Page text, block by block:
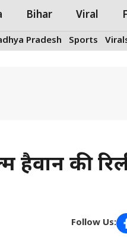
Bihar Viral
Pradesh Sports
हैवान की
Follow Us: